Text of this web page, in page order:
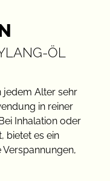
ÖL
jedem Alter sehr
in reiner
Inhalation oder
bietet es ein